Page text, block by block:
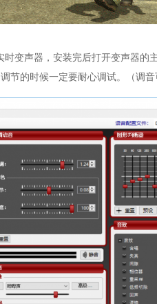
变声器，安装完后打开变声器的
节的时候一定要耐心调试。（调音